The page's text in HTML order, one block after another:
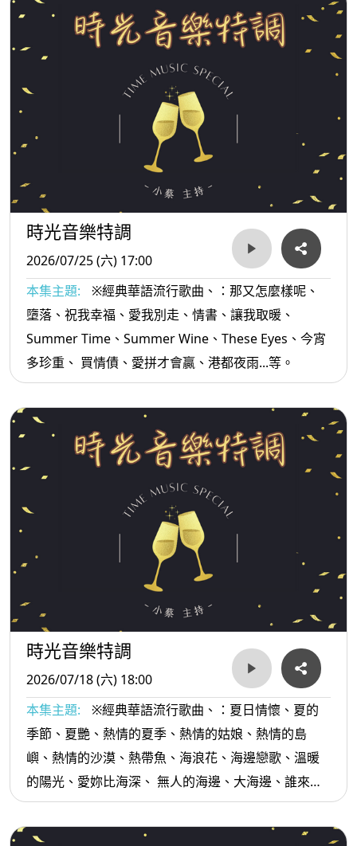
時光音樂特調
2026/07/25 (六) 17:00
本集主題:
※經典華語流行歌曲、：那又怎麼樣呢、
墮落、祝我幸福、愛我別走、情書、讓我取暖、
Summer Time、Summer Wine、These Eyes、今宵
多珍重、 買情債、愛拼才會贏、港都夜雨...等。
時光音樂特調
2026/07/18 (六) 18:00
本集主題:
※經典華語流行歌曲、：夏日情懷、夏的
季節、夏艷、熱情的夏季、熱情的姑娘、熱情的島
嶼、熱情的沙漠、熱帶魚、海浪花、海邊戀歌、溫暖
的陽光、愛妳比海深、 無人的海邊、大海邊、誰來海
邊、青春陽光歡笑...等。